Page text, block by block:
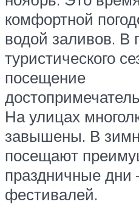
комфортной
водой заливов. В
туристического
посещение
На улицах
завышены. В
посещают
праздничные дни
фестивалей.